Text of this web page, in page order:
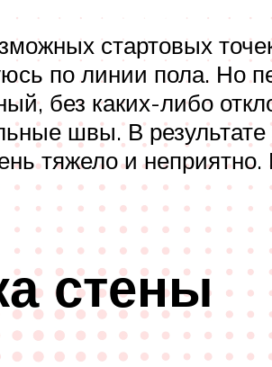
стартовых
по линии пола. Но
без каких-либо
швы. В
тяжело и
стены